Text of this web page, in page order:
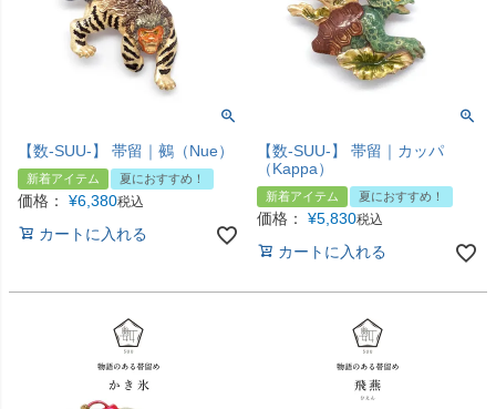
【数-SUU-】 帯留｜鵺（Nue）
新着アイテム 夏におすすめ！
価格： ¥6,380税込
カートに入れる
【数-SUU-】 帯留｜カッパ
（Kappa）
新着アイテム 夏におすすめ！
価格： ¥5,830税込
カートに入れる